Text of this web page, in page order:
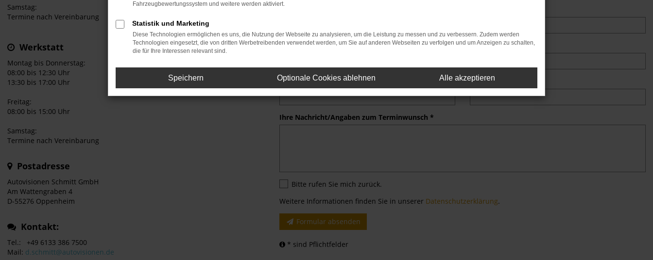
Samstag:
Termine nach Vereinbarung
Werkstatt
Montag bis Donnerstag:
08:00 bis 12:30 Uhr
13:30 bis 17:00 Uhr
Freitag:
08:00 bis 15:00 Uhr
Samstag:
Termine nach Vereinbarung
Postadresse
Autovisionen Schmitt GmbH
Am Wattengraben 4
D-55276 Oppenheim
Kontakt:
Tel.: +49 6133 386 7500
Mail: d.schmitt@autovisionen.de
Kd.-Nr./Kennzeichen Firma
Telefon E-Mail *
Ihre Nachricht/Angaben zum Terminwunsch *
Bitte rufen Sie mich zurück.
Weitere Informationen finden Sie in unserer Datenschutzerklärung.
Formular absenden
* sind Pflichtfelder
Fahrzeugbewertungssystem und weitere werden aktiviert.
Statistik und Marketing
Diese Technologien ermöglichen es uns, die Nutzung der Webseite zu analysieren, um die Leistung zu messen und zu verbessern. Zudem werden
Technologien eingesetzt, die von dritten Werbetreibenden verwendet werden, um Sie auf anderen Webseiten zu verfolgen und um Anzeigen zu schalten,
die für Ihre Interessen relevant sind.
Speichern Optionale Cookies ablehnen Alle akzeptieren